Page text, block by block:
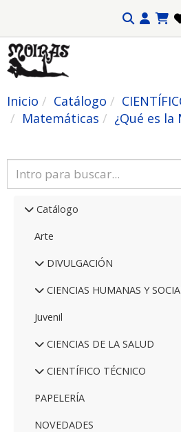
Inicio Catálogo
Matemáticas
¿Qué es la
Catálogo
Arte
DIVULGACIÓN
CIENCIAS HUMANAS Y
Juvenil
CIENCIAS DE LA SALUD
CIENTÍFICO TÉCNICO
PAPELERÍA
NOVEDADES